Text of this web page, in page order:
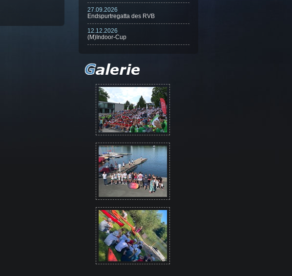
27.09.2026
Endspurtregatta des RVB
12.12.2026
(M)Indoor-Cup